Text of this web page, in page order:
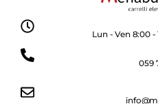
Lun - Ven 8:00 -
059